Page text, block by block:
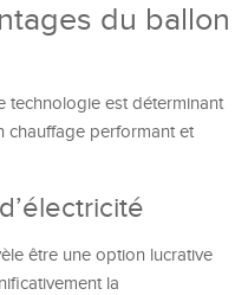
du ballon
technologie est déterminant
chauffage performant et
être une option lucrative
la